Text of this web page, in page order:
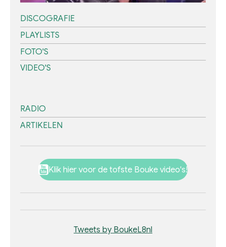
DISCOGRAFIE
PLAYLISTS
FOTO'S
VIDEO'S
RADIO
ARTIKELEN
Klik hier voor de tofste Bouke video's!
Tweets by BoukeL8nl